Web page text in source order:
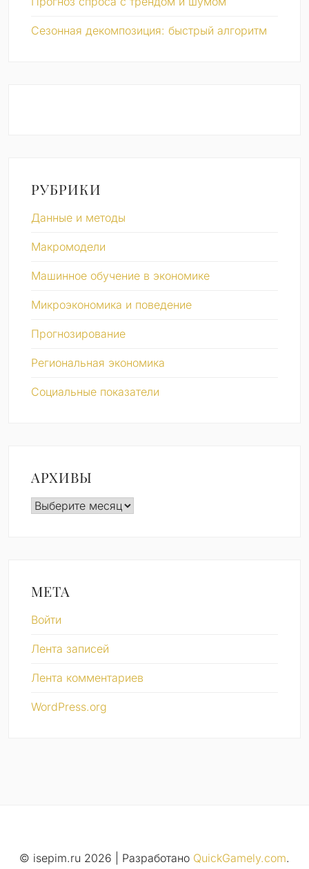
Сезонная декомпозиция: быстрый алгоритм
РУБРИКИ
Данные и методы
Макромодели
Машинное обучение в экономике
Микроэкономика и поведение
Прогнозирование
Региональная экономика
Социальные показатели
АРХИВЫ
Архивы
МЕТА
Войти
Лента записей
Лента комментариев
WordPress.org
© isepim.ru 2026 Разработано QuickGamely.com.